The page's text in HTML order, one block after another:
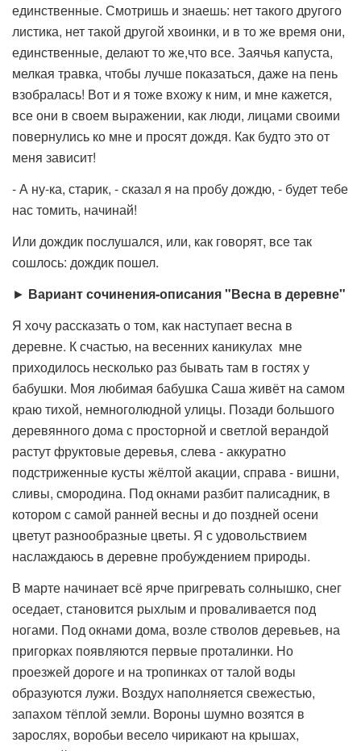
единственные. Смотришь и знаешь: нет такого другого
листика, нет такой другой хвоинки, и в то же время они,
единственные, делают то же,что все. Заячья капуста,
мелкая травка, чтобы лучше показаться, даже на пень
взобралась! Вот и я тоже вхожу к ним, и мне кажется,
все они в своем выражении, как люди, лицами своими
повернулись ко мне и просят дождя. Как будто это от
меня зависит!
- А ну-ка, старик, - сказал я на пробу дождю, - будет тебе
нас томить, начинай!
Или дождик послушался, или, как говорят, все так
сошлось: дождик пошел.
► Вариант сочинения-описания "Весна в деревне"
Я хочу рассказать о том, как наступает весна в
деревне. К счастью, на весенних каникулах мне
приходилось несколько раз бывать там в гостях у
бабушки. Моя любимая бабушка Саша живёт на самом
краю тихой, немноголюдной улицы. Позади большого
деревянного дома с просторной и светлой верандой
растут фруктовые деревья, слева - аккуратно
подстриженные кусты жёлтой акации, справа - вишни,
сливы, смородина. Под окнами разбит палисадник, в
котором с самой ранней весны и до поздней осени
цветут разнообразные цветы. Я с удовольствием
наслаждаюсь в деревне пробуждением природы.
В марте начинает всё ярче пригревать солнышко, снег
оседает, становится рыхлым и проваливается под
ногами. Под окнами дома, возле стволов деревьев, на
пригорках появляются первые проталинки. Но
проезжей дороге и на тропинках от талой воды
образуются лужи. Воздух наполняется свежестью,
запахом тёплой земли. Вороны шумно возятся в
зарослях, воробьи весело чирикают на крышах,